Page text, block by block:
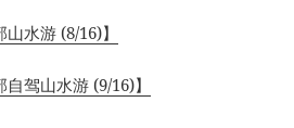
水游 (8/16)】
驾山水游 (9/16)】